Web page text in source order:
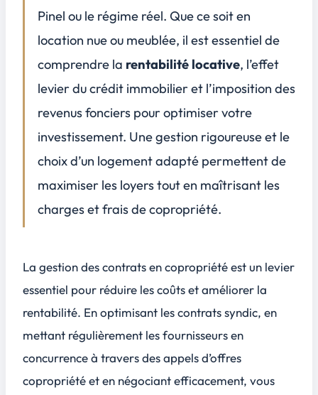
La finalisation du contrat et les clauses de révision
Conclusion
FAQ
Pinel ou le régime réel. Que ce soit en
location nue ou meublée, il est essentiel de
comprendre la rentabilité locative, l’effet
levier du crédit immobilier et l’imposition des
revenus fonciers pour optimiser votre
investissement. Une gestion rigoureuse et le
choix d’un logement adapté permettent de
maximiser les loyers tout en maîtrisant les
charges et frais de copropriété.
La gestion des contratsen copropriété est un levier
essentiel pour réduire les coûts et améliorer la
rentabilité. En optimisant les contrats syndic, en
mettant régulièrement les fournisseurs en
concurrence à travers des appels d’offres
copropriété et en négociant efficacement, vous